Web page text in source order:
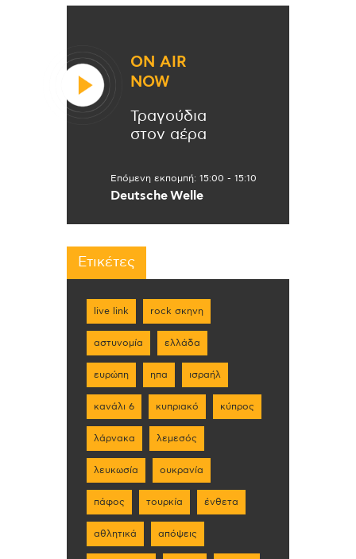
ON AIR
NOW
Τραγούδια
στον αέρα
Επόμενη εκπομπή: 15:00 - 15:10
Deutsche Welle
Ετικέτες
live link rock σκηνη
αστυνομία ελλάδα
ευρώπη ηπα ισραήλ
κανάλι 6 κυπριακό κύπρος
λάρνακα λεμεσός
λευκωσία ουκρανία
πάφος τουρκία ένθετα
αθλητικά απόψεις